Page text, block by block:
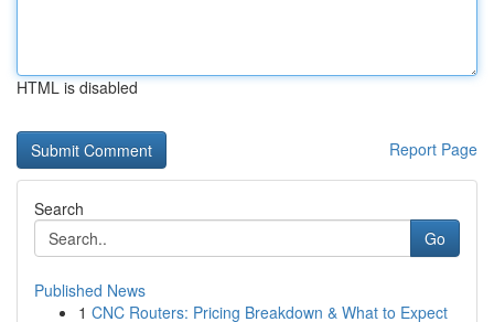
HTML is disabled
Report Page
Search
Go
Published News
1 CNC Routers: Pricing Breakdown & What to Expect